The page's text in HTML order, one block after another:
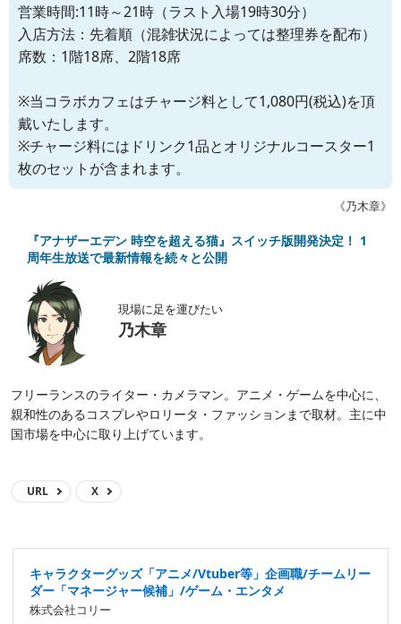
営業時間:11時～21時（ラスト入場19時30分）
入店方法：先着順（混雑状況によっては整理券を配布）
席数：1階18席、2階18席
※当コラボカフェはチャージ料として1,080円(税込)を頂
戴いたします。
※チャージ料にはドリンク1品とオリジナルコースター1
枚のセットが含まれます。
《乃木章》
『アナザーエデン 時空を超える猫』スイッチ版開発決定！ 1
周年生放送で最新情報を続々と公開
現場に足を運びたい
乃木章
フリーランスのライター・カメラマン。アニメ・ゲームを中心に、
親和性のあるコスプレやロリータ・ファッションまで取材。主に中
国市場を中心に取り上げています。
URL X
キャラクターグッズ「アニメ/Vtuber等」企画職/チームリー
ダー「マネージャー候補」/ゲーム・エンタメ
株式会社コリー